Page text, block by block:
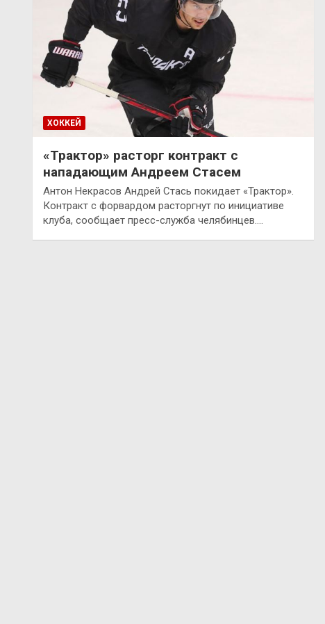
ХОККЕЙ
«Трактор» расторг контракт с
нападающим Андреем Стасем
Антон Некрасов Андрей Стась покидает «Трактор».
Контракт с форвардом расторгнут по инициативе
клуба, сообщает пресс-служба челябинцев.…